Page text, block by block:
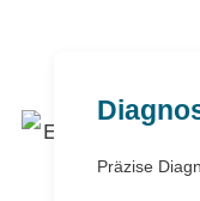
Präzise